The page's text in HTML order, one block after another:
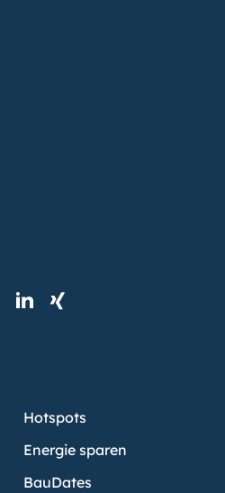
Hotspots
Energie sparen
BauDates